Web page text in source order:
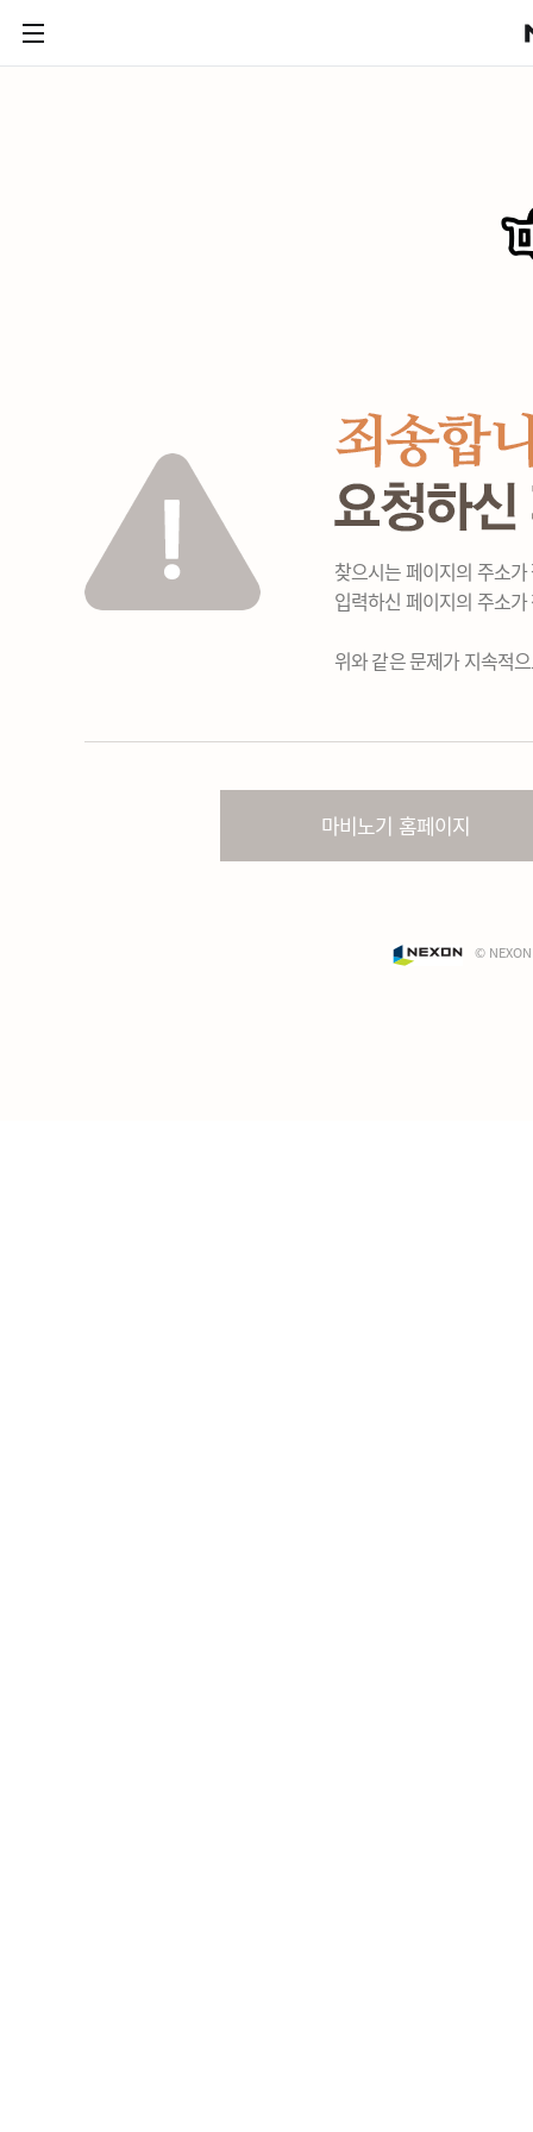
찾으시는 페이지의 주소
입력하신 페이지의 주소
위와 같은 문제가 지속적
마비노기 홈페이지
©